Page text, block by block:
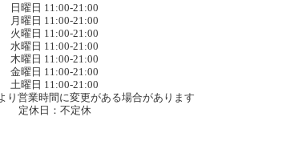
日曜日 11:00-21:00
月曜日 11:00-21:00
火曜日 11:00-21:00
水曜日 11:00-21:00
木曜日 11:00-21:00
金曜日 11:00-21:00
土曜日 11:00-21:00
り営業時間に変更がある場合があります
定休日：不定休